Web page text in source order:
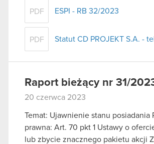
PDF ESPI - RB 32/2023
PDF Statut CD PROJEKT S.A. -
Raport bieżący nr 31/
20 czerwca 2023
Temat: Ujawnienie stanu posiadania
prawna: Art. 70 pkt 1 Ustawy o
lub zbycie znacznego pakietu akcji